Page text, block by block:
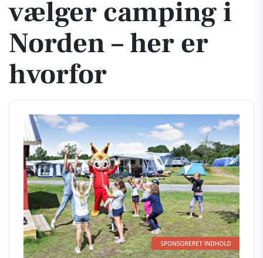
vælger camping i
Norden – her er
hvorfor